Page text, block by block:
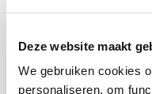
Deze website maakt
We gebruiken cookies
personaliseren, om
Bekijk alle